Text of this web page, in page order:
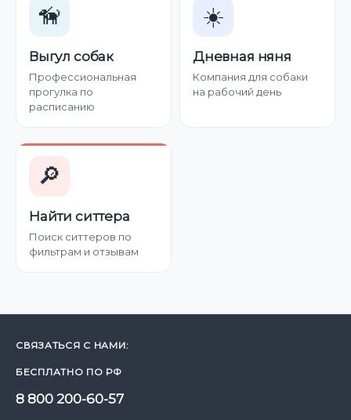
🦮
Выгул собак
Профессиональная
прогулка по
расписанию
☀️
Дневная няня
Компания для собаки
на рабочий день
🔎
Найти ситтера
Поиск ситтеров по
фильтрам и отзывам
СВЯЗАТЬСЯ С НАМИ:
БЕСПЛАТНО ПО РФ
8 800 200-60-57